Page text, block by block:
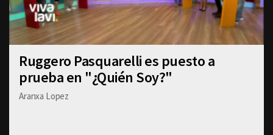
Ruggero Pasquarelli es puesto a
prueba en "¿Quién Soy?"
Aranxa Lopez